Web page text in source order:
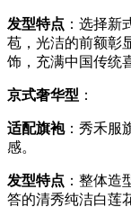
发型特点 ：选择新
苞，光洁的前额彰
饰，充满中国传统
京式奢华型 ：
适配旗袍：秀禾服
感。
发型特点 ：整体造
答的清秀纯洁白莲